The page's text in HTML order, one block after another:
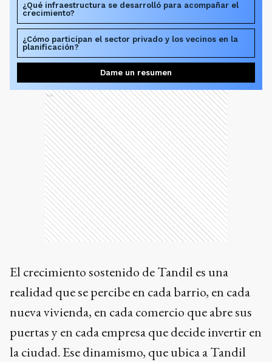
¿Qué infraestructura se desarrolló para acompañar el
crecimiento?
¿Cómo participan el sector privado y los vecinos en la
planificación?
Dame un resumen
Ads
El crecimiento sostenido de Tandil es una
realidad que se percibe en cada barrio, en cada
nueva vivienda, en cada comercio que abre sus
puertas y en cada empresa que decide invertir en
la ciudad. Ese dinamismo, que ubica a Tandil